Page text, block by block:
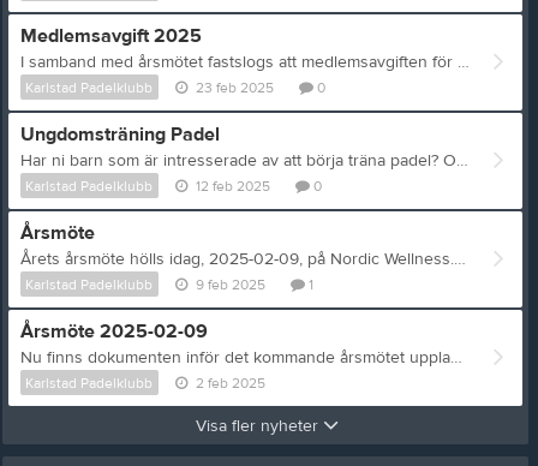
Medlemsavgift 2025
I samband med årsmötet fastslogs att medlemsavgiften för 2025 skulle förbli oförändrad. Detta innebär att juniorer upp till 18 år betalar 100 kr och seniorer 18 och uppåt betalar 200 kr. Administrationsavgiften som laget.se tar ut tillkommer, några kronor. Medlemsavgiften gäller för ett kalenderår dvs 2025-01-01 till 2025-12-31 oavsett när man blir medlem. Årets medlemsavgifter kommer faktureras ut i slutet av vecka 9. Om ni inte fått fakturan i början av v10 så kontrollera ev skräppost och hör sen av er till klubben.
Karlstad Padelklubb 23 feb 2025 0
Ungdomsträning Padel
Har ni barn som är intresserade av att börja träna padel? Onsdagen den 19/2 är det tänkt att vi ska börja med träning för barn/ungdomar i ålder 10-12 samt 13-15 år. Anmälan görs till karlstadpadelklubb@gmail.com Se mer information på vår anslagstavla som sitter på Nordic Wellness Strand
Karlstad Padelklubb 12 feb 2025 0
Årsmöte
Årets årsmöte hölls idag, 2025-02-09, på Nordic Wellness. Vi tackar Henric Nillson och Christoffer Wikner, som av olika anledningar valt att lämna sryrelsen, för deras arbete i styrelsen under 2024. Deras ersättare och nya i styrelsen blir Emanuel Olsson som ersätter Henric som kassör samt Albin Belmén som ersätter Christoffer som ledamot. Årsmötes protokollet finner ni under dokument här på hemsidan. /Karlstad Padelklubb Styrelse genom Marcus Andersson
Karlstad Padelklubb 9 feb 2025 1
Årsmöte 2025-02-09
Nu finns dokumenten inför det kommande årsmötet uppladdade på hemsidan. De ligger under Dokument, Årsmöte 2025-02-09.
Karlstad Padelklubb 2 feb 2025
Visa fler nyheter